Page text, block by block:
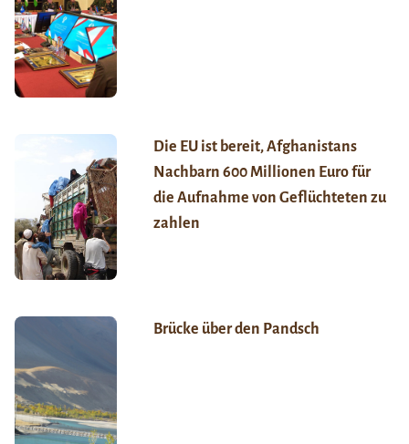
Die EU ist bereit, Afghanistans
Nachbarn 600 Millionen Euro für
die Aufnahme von Geflüchteten zu
zahlen
Brücke über den Pandsch